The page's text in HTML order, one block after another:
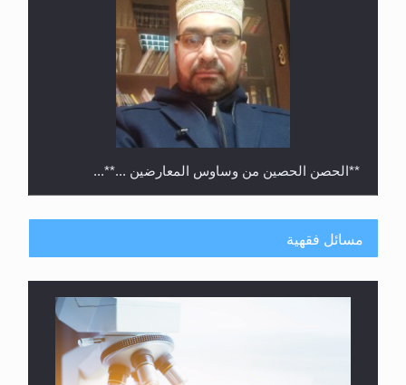
**الحصن الحصين من وساوس المعارضين ...**...
مسائل فقهية